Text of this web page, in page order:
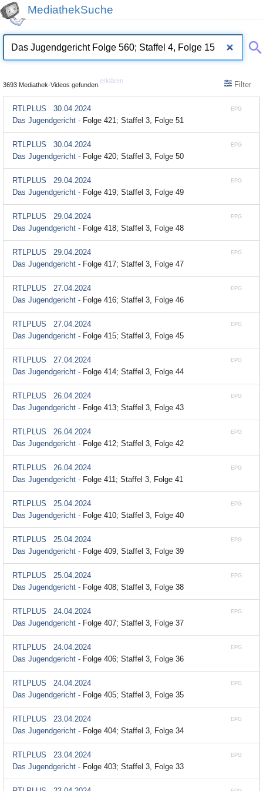
MediathekSuche
3693 Mediathek-Videos gefunden.
erklären Filter
EPG
RTLPLUS
30.04.2024
Das Jugendgericht - Folge 421; Staffel 3, Folge 51
EPG
RTLPLUS
30.04.2024
Das Jugendgericht - Folge 420; Staffel 3, Folge 50
EPG
RTLPLUS
29.04.2024
Das Jugendgericht - Folge 419; Staffel 3, Folge 49
EPG
RTLPLUS
29.04.2024
Das Jugendgericht - Folge 418; Staffel 3, Folge 48
EPG
RTLPLUS
29.04.2024
Das Jugendgericht - Folge 417; Staffel 3, Folge 47
EPG
RTLPLUS
27.04.2024
Das Jugendgericht - Folge 416; Staffel 3, Folge 46
EPG
RTLPLUS
27.04.2024
Das Jugendgericht - Folge 415; Staffel 3, Folge 45
EPG
RTLPLUS
27.04.2024
Das Jugendgericht - Folge 414; Staffel 3, Folge 44
EPG
RTLPLUS
26.04.2024
Das Jugendgericht - Folge 413; Staffel 3, Folge 43
EPG
RTLPLUS
26.04.2024
Das Jugendgericht - Folge 412; Staffel 3, Folge 42
EPG
RTLPLUS
26.04.2024
Das Jugendgericht - Folge 411; Staffel 3, Folge 41
EPG
RTLPLUS
25.04.2024
Das Jugendgericht - Folge 410; Staffel 3, Folge 40
EPG
RTLPLUS
25.04.2024
Das Jugendgericht - Folge 409; Staffel 3, Folge 39
EPG
RTLPLUS
25.04.2024
Das Jugendgericht - Folge 408; Staffel 3, Folge 38
EPG
RTLPLUS
24.04.2024
Das Jugendgericht - Folge 407; Staffel 3, Folge 37
EPG
RTLPLUS
24.04.2024
Das Jugendgericht - Folge 406; Staffel 3, Folge 36
EPG
RTLPLUS
24.04.2024
Das Jugendgericht - Folge 405; Staffel 3, Folge 35
EPG
RTLPLUS
23.04.2024
Das Jugendgericht - Folge 404; Staffel 3, Folge 34
EPG
RTLPLUS
23.04.2024
Das Jugendgericht - Folge 403; Staffel 3, Folge 33